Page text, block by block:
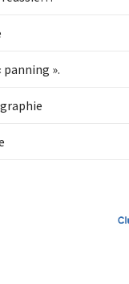
panning ».